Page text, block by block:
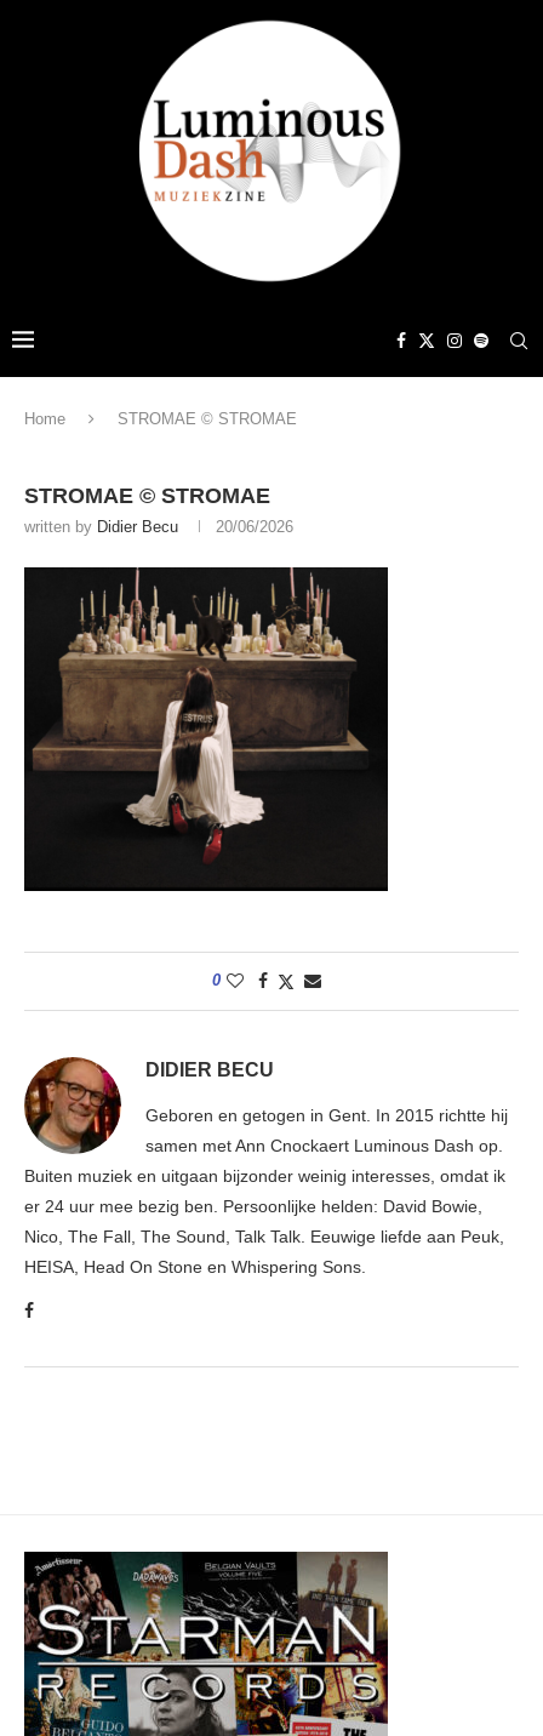
Home STROMAE © STROMAE
STROMAE © STROMAE
written by Didier Becu 20/06/2026
0
DIDIER BECU
Geboren en getogen in Gent. In 2015 richtte hij
samen met Ann Cnockaert Luminous Dash op.
Buiten muziek en uitgaan bijzonder weinig interesses, omdat ik
er 24 uur mee bezig ben. Persoonlijke helden: David Bowie,
Nico, The Fall, The Sound, Talk Talk. Eeuwige liefde aan Peuk,
HEISA, Head On Stone en Whispering Sons.